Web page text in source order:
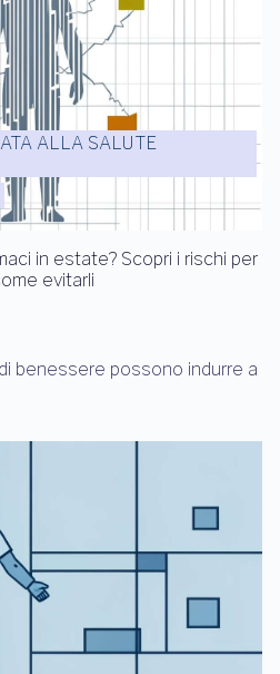
ALLA SALUTE
in estate? Scopri i rischi per
evitarli
benessere possono indurre a